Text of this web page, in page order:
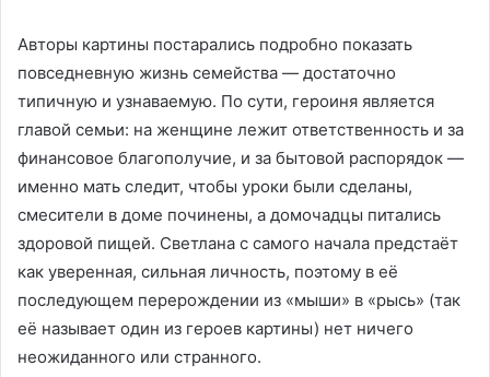
Авторы картины постарались подробно показать
повседневную жизнь семейства — достаточно
типичную и узнаваемую. По сути, героиня является
главой семьи: на женщине лежит ответственность и за
финансовое благополучие, и за бытовой распорядок —
именно мать следит, чтобы уроки были сделаны,
смесители в доме починены, а домочадцы питались
здоровой пищей. Светлана с самого начала предстаёт
как уверенная, сильная личность, поэтому в её
последующем перерождении из «мыши» в «рысь» (так
её называет один из героев картины) нет ничего
неожиданного или странного.